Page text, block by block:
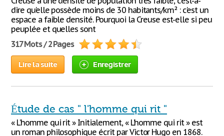
dire qu’elle possède moins de 30 habitants/km² : c’est un
espace a faible densité. Pourquoi la Creuse est-elle si peu
peuplée et quelles sont
317 Mots / 2 Pages
Lire la suite Enregistrer
Étude de cas " l'homme qui rit "
« L’homme qui rit » Initialement, « L’homme qui rit » est
un roman philosophique écrit par Victor Hugo en 1868.